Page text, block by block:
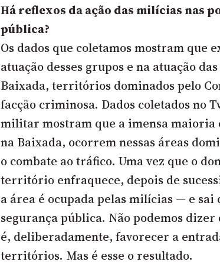
Há reflexos da ação das milícias nas
pública?
Os dados que coletamos mostram que
atuação desses grupos e na atuação
Baixada, territórios dominados pelo
facção criminosa. Dados coletados no
militar mostram que a imensa maioria
na Baixada, ocorrem nessas áreas
o combate ao tráfico. Uma vez que o
território enfraquece, depois de
a área é ocupada pelas milícias — e sai
segurança pública. Não podemos
é, deliberadamente, favorecer a
territórios. Mas é esse o resultado.